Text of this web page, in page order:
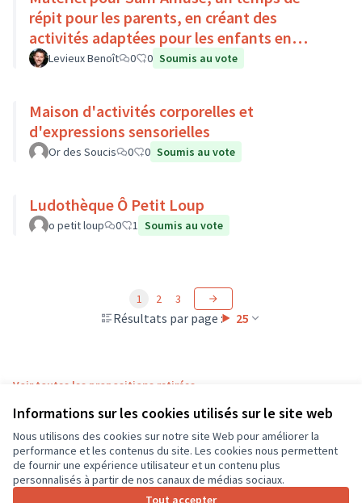
Informations sur les cookies utilisés sur le site web
Nous utilisons des cookies sur notre site Web pour améliorer la
performance et les contenus du site. Les cookies nous permettent
de fournir une expérience utilisateur et un contenu plus
personnalisés à partir de nos canaux de médias sociaux.
Tout accepter
répit pour les parents, en créant des
activités adaptées pour les enfants en
situation de handicap
Levieux Benoît 0 0 Soumis au vote
Maison d'activités corporelles et
d'expressions sensorielles
Or des Soucis 0 0 Soumis au vote
Ludothèque Ô Petit Loup
o petit loup 0 1 Soumis au vote
Résultats par page : 25
1 2 3
Voir toutes les propositions retirées
Conditions d'utilisation
Paramètres des cookies
CD37 sur X
(Lien externe)
CD37 sur Facebook
CD37 sur Instagram
CD37 sur YouTube
(Lien externe)